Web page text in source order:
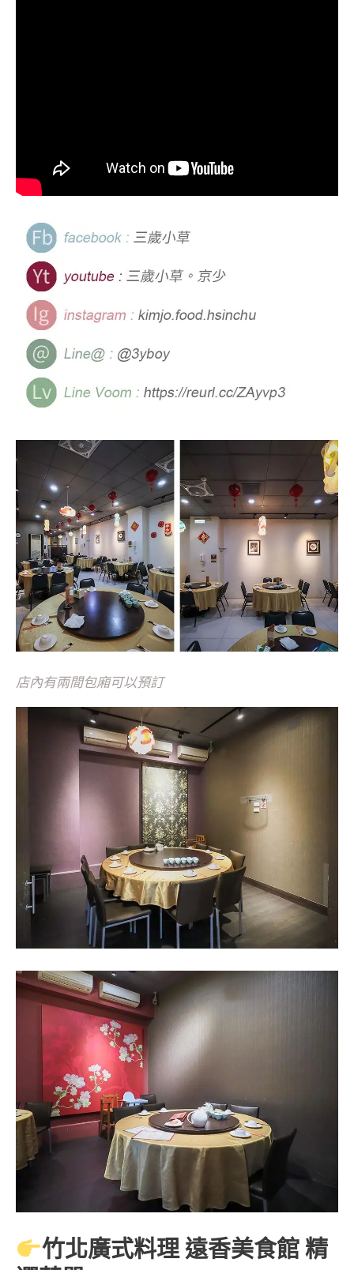
店內有兩間包廂可以預訂
竹北廣式料理 遠香美食館 精